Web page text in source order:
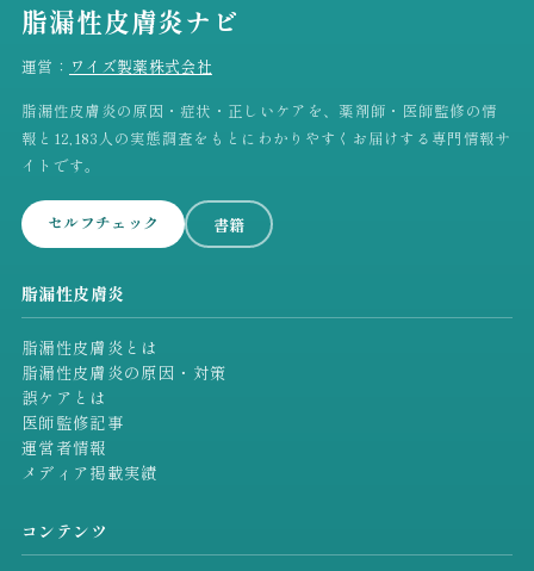
脂漏性皮膚炎ナビ
運営： ワイズ製薬株式会社
脂漏性皮膚炎の原因・症状・正しいケアを、薬剤師・医師監修の情
報と12,183人の実態調査をもとにわかりやすくお届けする専門情報サ
イトです。
セルフチェック 書籍
脂漏性皮膚炎
脂漏性皮膚炎とは
脂漏性皮膚炎の原因・対策
誤ケアとは
医師監修記事
運営者情報
メディア掲載実績
コンテンツ